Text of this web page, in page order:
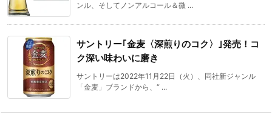
ンル、そしてノンアルコール＆微 ...
サントリー｢金麦〈深煎りのコク〉｣発売！コ
ク深い味わいに磨き
サントリーは2022年11月22日（火）、同社新ジャンル
「金麦」ブランドから、“ ...